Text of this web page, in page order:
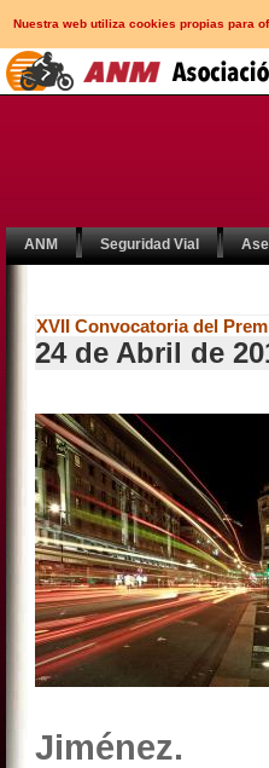
Nuestra web utiliza cookies propias para
ANM Seguridad Vial
XVII Convocatoria del
24 de Abril de
Jiménez.